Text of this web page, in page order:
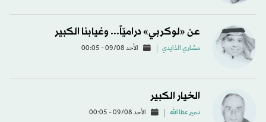
عن «لوكربي» دراميّاً... وغيابنا الكبير
مشاري الذايدي الأحد 09/08 - 00:05
الخيار الكبير
سمير عطا الله الأحد 09/08 - 00:05